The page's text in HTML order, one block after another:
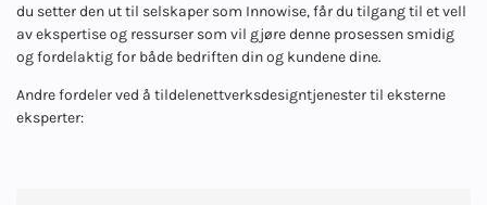
du setter den ut til selskaper som Innowise, får du tilgang til et vell
av ekspertise og ressurser som vil gjøre denne prosessen smidig
og fordelaktig for både bedriften din og kundene dine.
Andre fordeler ved å tildelenettverksdesigntjenester til eksterne
eksperter: